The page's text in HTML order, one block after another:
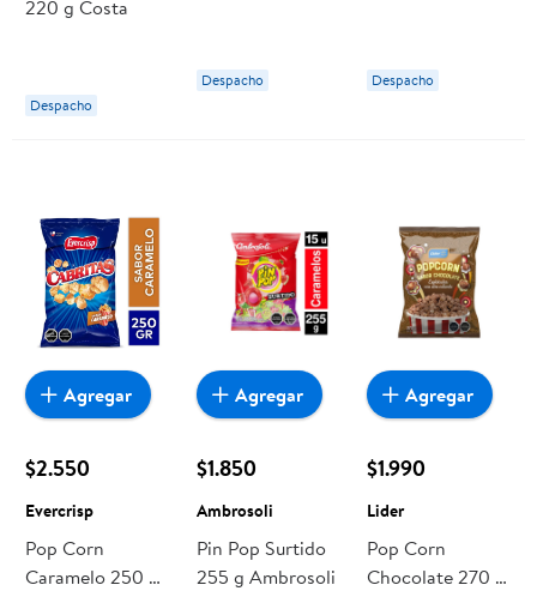
220 g Costa
Despacho
Despacho Despacho
$2.550
Evercrisp
Pop Corn
Caramelo 250 g
Agregar
$1.850
Ambrosoli
Pin Pop Surtido
255 g Ambrosoli
Agregar
$1.990
Lider
Pop Corn
Chocolate 270 g
Agregar